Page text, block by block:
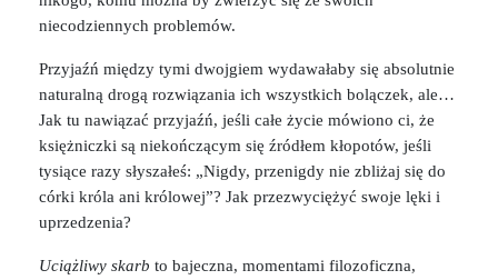
niecodziennych problemów.
Przyjaźń między tymi dwojgiem wydawałaby się absolutnie
naturalną drogą rozwiązania ich wszystkich bolączek, ale…
Jak tu nawiązać przyjaźń, jeśli całe życie mówiono ci, że
księżniczki są niekończącym się źródłem kłopotów, jeśli
tysiące razy słyszałeś: „Nigdy, przenigdy nie zbliżaj się do
córki króla ani królowej”? Jak przezwyciężyć swoje lęki i
uprzedzenia?
Uciążliwy skarb to bajeczna, momentami filozoficzna,